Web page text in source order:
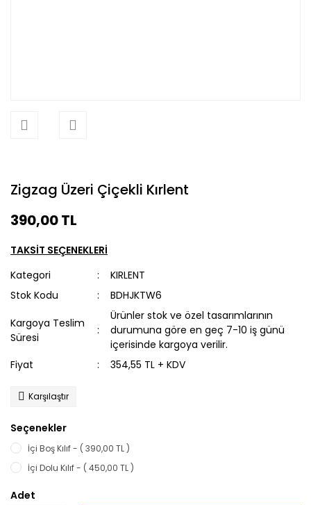
Zigzag Üzeri Çiçekli Kırlent
390,00 TL
TAKSİT SEÇENEKLERİ
Kategori
KIRLENT
Stok Kodu
BDHJKTW6
Kargoya Teslim
Süresi
Ürünler stok ve özel tasarımlarının
durumuna göre en geç 7-10 iş günü
içerisinde kargoya verilir.
Fiyat
354,55 TL + KDV
Karşılaştır
Seçenekler
İçi Boş Kılıf - ( 390,00 TL )
İçi Dolu Kılıf - ( 450,00 TL )
Adet